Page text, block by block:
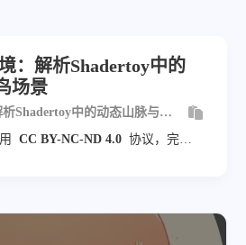
：解析Shadertoy中的
场景
Shadertoy中的动态山脉与飞
CC BY-NC-ND 4.0 协议，完整